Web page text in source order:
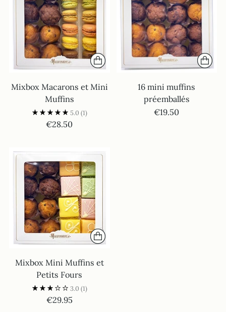
Mixbox Macarons et Mini
Muffins
5.0 (1)
€28.50
16 mini muffins
préemballés
€19.50
Mixbox Mini Muffins et
Petits Fours
3.0 (1)
€29.95